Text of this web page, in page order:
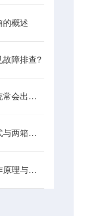
的概述
故障排查?
防水试验箱的喷淋系统常会出现哪些问题？
冷热冲击试验箱三箱式与两箱式的工作原理有区别吗？
摆管淋雨试验箱的工作原理与用途